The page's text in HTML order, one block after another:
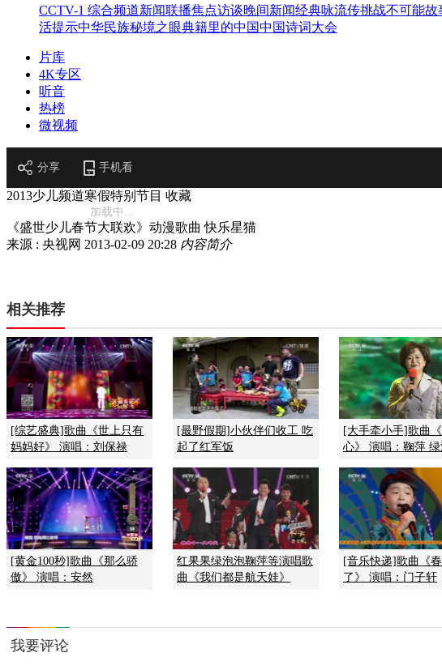
CCTV-1 综合频道新闻联播焦点访谈晚间新闻经典咏流传挑战不可能故
活提示中华民族秘境之眼典籍里的中国中国诗词大会
片库
4K专区
听音
热榜
微视频
分享 手机看
2013少儿频道寒假特别节目 收藏
加载中...
《盛世少儿春节大联欢》动漫歌曲 快乐星猫
来源 : 央视网 2013-02-09 20:28 内容简介
相关推荐
[综艺盛典]歌曲《世上只有
妈妈好》 演唱：刘保禄
[最野假期]小伙伴们收工 吃
起了红军饭
[大手牵小手]歌曲
心》 演唱：鞠萍
[黄金100秒]歌曲《那么骄
傲》 演唱：安然
红果果绿泡泡鞠萍等演唱歌
曲《我们都是航天娃》
[音乐快递]歌曲《
了》 演唱：门子轩